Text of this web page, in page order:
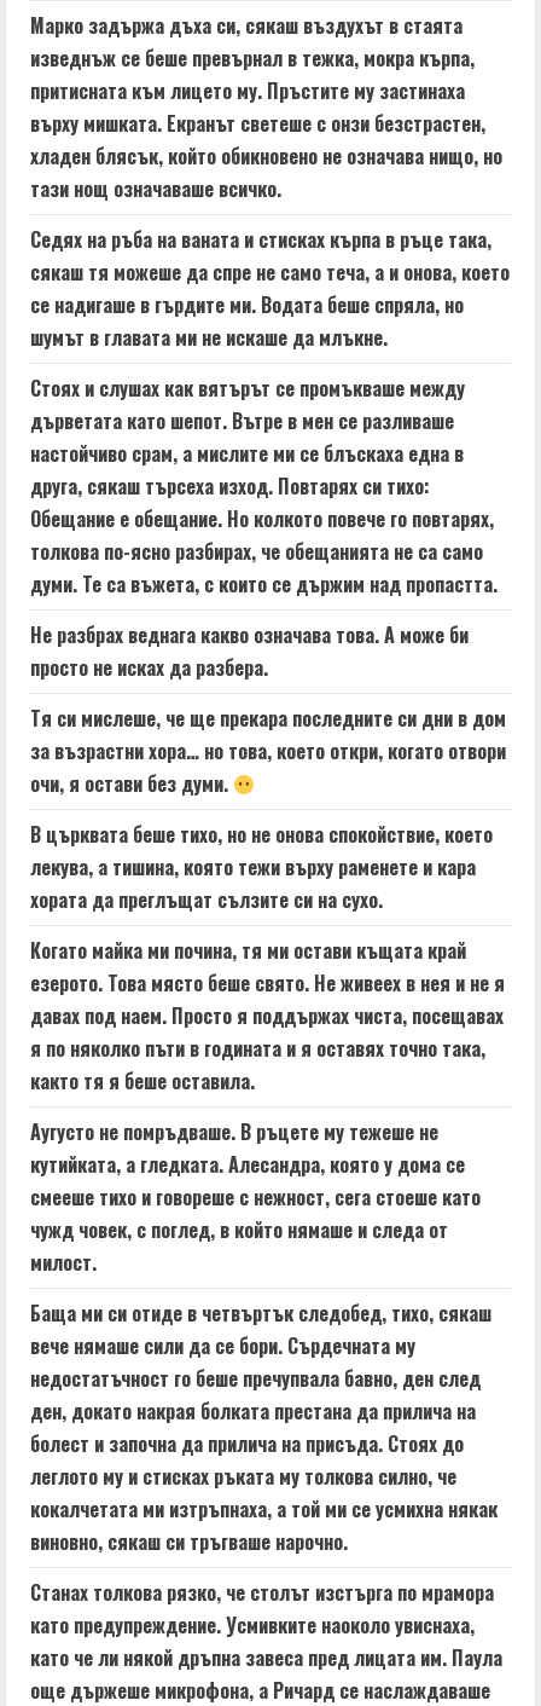
Марко задържа дъха си, сякаш въздухът в стаята
изведнъж се беше превърнал в тежка, мокра кърпа,
притисната към лицето му. Пръстите му застинаха
върху мишката. Екранът светеше с онзи безстрастен,
хладен блясък, който обикновено не означава нищо, но
тази нощ означаваше всичко.
Седях на ръба на ваната и стисках кърпа в ръце така,
сякаш тя можеше да спре не само теча, а и онова, което
се надигаше в гърдите ми. Водата беше спряла, но
шумът в главата ми не искаше да млъкне.
Стоях и слушах как вятърът се промъкваше между
дърветата като шепот. Вътре в мен се разливаше
настойчиво срам, а мислите ми се блъскаха една в
друга, сякаш търсеха изход. Повтарях си тихо:
Обещание е обещание. Но колкото повече го повтарях,
толкова по-ясно разбирах, че обещанията не са само
думи. Те са въжета, с които се държим над пропастта.
Не разбрах веднага какво означава това. А може би
просто не исках да разбера.
Тя си мислеше, че ще прекара последните си дни в дом
за възрастни хора… но това, което откри, когато отвори
очи, я остави без думи.
В църквата беше тихо, но не онова спокойствие, което
лекува, а тишина, която тежи върху раменете и кара
хората да преглъщат сълзите си на сухо.
Когато майка ми почина, тя ми остави къщата край
езерото. Това място беше свято. Не живеех в нея и не я
давах под наем. Просто я поддържах чиста, посещавах
я по няколко пъти в годината и я оставях точно така,
както тя я беше оставила.
Аугусто не помръдваше. В ръцете му тежеше не
кутийката, а гледката. Алесандра, която у дома се
смееше тихо и говореше с нежност, сега стоеше като
чужд човек, с поглед, в който нямаше и следа от
милост.
Баща ми си отиде в четвъртък следобед, тихо, сякаш
вече нямаше сили да се бори. Сърдечната му
недостатъчност го беше пречупвала бавно, ден след
ден, докато накрая болката престана да прилича на
болест и започна да прилича на присъда. Стоях до
леглото му и стисках ръката му толкова силно, че
кокалчетата ми изтръпнаха, а той ми се усмихна някак
виновно, сякаш си тръгваше нарочно.
Станах толкова рязко, че столът изстърга по мрамора
като предупреждение. Усмивките наоколо увиснаха,
като че ли някой дръпна завеса пред лицата им. Паула
още държеше микрофона, а Ричард се наслаждаваше